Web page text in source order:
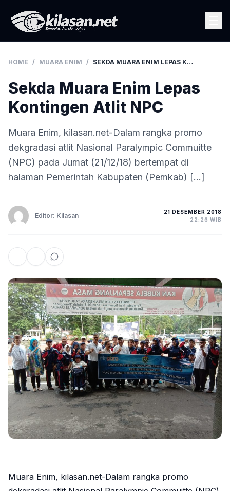
HOME / MUARA ENIM / SEKDA MUARA ENIM LEPAS KONTINGEN ATLIT NPC
Sekda Muara Enim Lepas
Kontingen Atlit NPC
Muara Enim, kilasan.net-Dalam rangka promo
dekgradasi atlit Nasional Paralympic Commuitte
(NPC) pada Jumat (21/12/18) bertempat di
halaman Pemerintah Kabupaten (Pemkab) […]
Editor: Kilasan
21 DESEMBER 2018
22:26 WIB
Muara Enim, kilasan.net-Dalam rangka promo